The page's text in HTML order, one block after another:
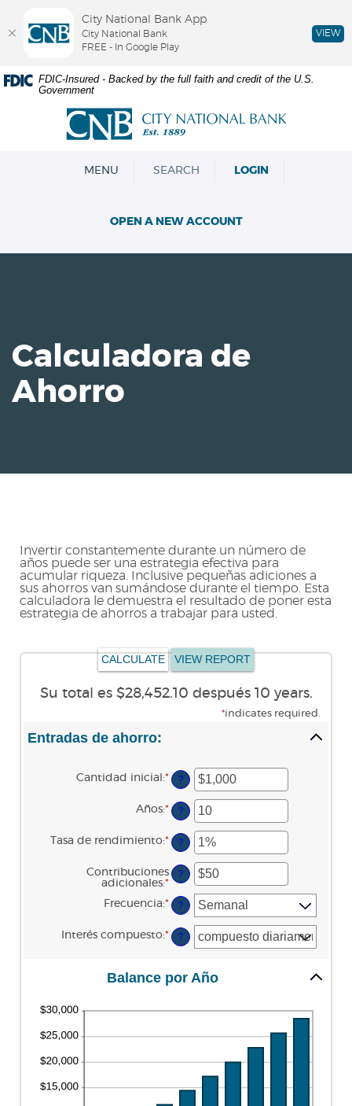
Skip
Navigation
Documents
Acrobat
Reader.
FDIC-Insured - Backed by the full faith and credit of the U.S.
Government
City
National
OPEN
MENU SEARCH LOGIN
OPEN A NEW ACCOUNT
Calculadora de
Ahorro
Invertir constantemente durante un número de
años puede ser una estrategia efectiva para
acumular riqueza. Inclusive pequeñas adiciones a
sus ahorros van sumándose durante el tiempo. Esta
calculadora le demuestra el resultado de poner esta
estrategia de ahorros a trabajar para usted.
Su total es $28,452.10 después 10 years.
*indicates required.
Entradas de ahorro:
Cantidad inicial :* Enter
an
amount
between
$0
and
$2,000,000,000
?
Años:* Enter
an
amount
between
and
100
?
Tasa de rendimiento:* Enter
an
amount
between
0%
and
20%
?
Contribuciones
adicionales:* Enter
an
amount
between
$0
and
$10,000,000
?
Frecuencia:* ?
Interés compuesto:* ?
Balance por Año
City National Bank App
City National Bank
FREE - In Google Play
VIEW